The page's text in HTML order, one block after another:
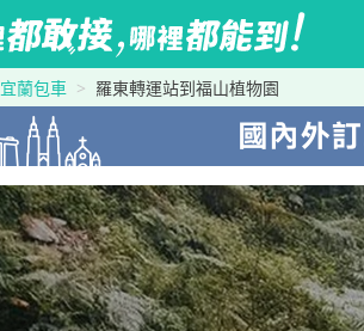
宜蘭包車 羅東轉運站到福山植物園